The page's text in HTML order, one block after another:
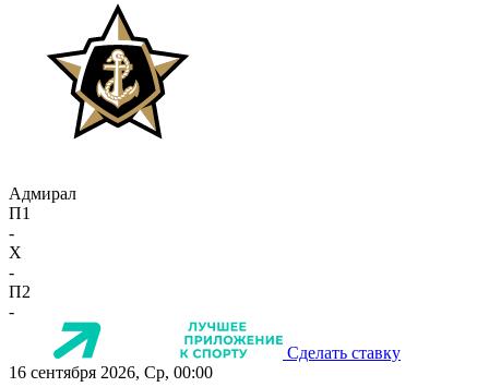
Адмирал
П1
-
X
-
П2
-
Сделать ставку
16 сентября 2026, Ср, 00:00